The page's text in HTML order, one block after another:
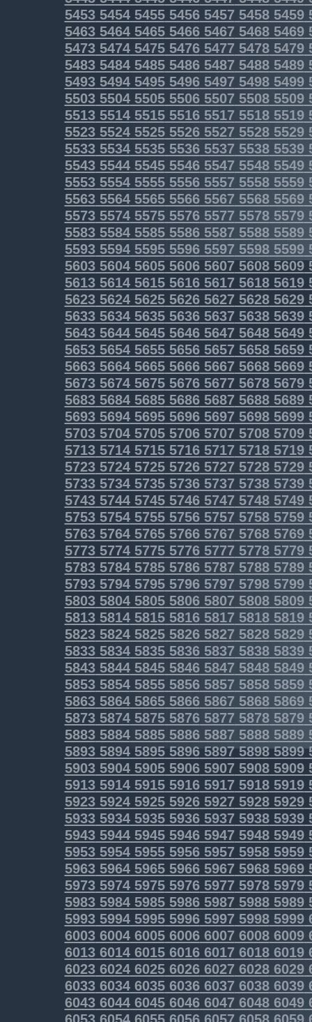
5453545454555456545754585459
5463546454655466546754685469
54735474547554765477 54785479
54835484548554865487 54885489
54935494549554965497 54985499
55035504550555065507 55085509
55135514551555165517 55185519
5523552455255526552755285529
55335534553555365537 55385539
55435544554555465547 55485549
55535554555555565557 55585559
55635564556555665567 55685569
55735574557555765577 55785579
55835584558555865587 55885589
55935594559555965597 55985599
5603560456055606560756085609
5613561456155616561756185619
5623562456255626562756285629
5633563456355636563756385639
5643564456455646564756485649
5653565456555656565756585659
5663566456655666566756685669
5673567456755676567756785679
5683568456855686568756885689
5693569456955696569756985699
5703570457055706570757085709
5713571457155716571757185719
5723572457255726572757285729
5733573457355736573757385739
5743574457455746574757485749
5753575457555756575757585759
57635764576557665767 57685769
5773577457755776577757785779
57835784578557865787 57885789
57935794579557965797 57985799
58035804580558065807 58085809
5813581458155816581758185819
58235824582558265827 58285829
58335834583558365837 58385839
58435844584558465847 58485849
58535854585558565857 58585859
58635864586558665867 58685869
58735874587558765877 58785879
58835884588558865887 58885889
5893589458955896589758985899
5903590459055906590759085909
5913591459155916591759185919
5923592459255926592759285929
5933593459355936593759385939
5943594459455946594759485949
5953595459555956595759585959
5963596459655966596759685969
5973597459755976597759785979
5983598459855986598759885989
5993599459955996599759985999
6003600460056006600760086009
6013601460156016601760186019
6023602460256026602760286029
6033603460356036603760386039
6043604460456046604760486049